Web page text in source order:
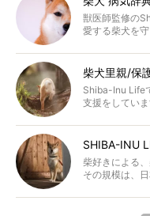
獣医師監修の
愛する柴犬を
柴犬里親/保
Shiba-Inu Life
支援をしていま
SHIBA-INU
柴好きによる
その規模は、日